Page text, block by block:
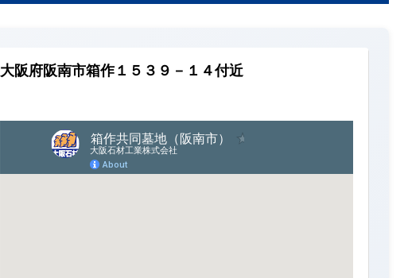
大阪府阪南市箱作１５３９－１４付近